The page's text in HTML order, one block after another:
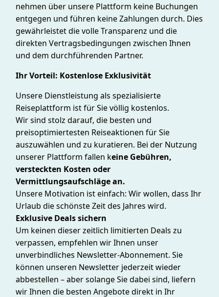
nehmen über unsere Plattform keine Buchungen
entgegen und führen keine Zahlungen durch. Dies
gewährleistet die volle Transparenz und die
direkten Vertragsbedingungen zwischen Ihnen
und dem durchführenden Partner.
Ihr Vorteil: Kostenlose Exklusivität
Unsere Dienstleistung als spezialisierte
Reiseplattform ist für Sie völlig kostenlos.
Wir sind stolz darauf, die besten und
preisoptimiertesten Reiseaktionen für Sie
auszuwählen und zu kuratieren. Bei der Nutzung
unserer Plattform fallen keine Gebühren,
versteckten Kosten oder
Vermittlungsaufschläge an.
Unsere Motivation ist einfach: Wir wollen, dass Ihr
Urlaub die schönste Zeit des Jahres wird.
Exklusive Deals sichern
Um keinen dieser zeitlich limitierten Deals zu
verpassen, empfehlen wir Ihnen unser
unverbindliches Newsletter-Abonnement. Sie
können unseren Newsletter jederzeit wieder
abbestellen – aber solange Sie dabei sind, liefern
wir Ihnen die besten Angebote direkt in Ihr